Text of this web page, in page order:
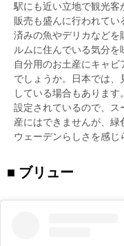
駅にも近い立地で観光
販売も盛んに行われてい
済みの魚やデリカなどを
ルムに住んでいる気分を
自分用のお土産にキャ
でしょうか。日本では、
している場合もあります
設定されているので、ス
産にはできませんが、緑
ウェーデンらしさを感じ
ブリュー